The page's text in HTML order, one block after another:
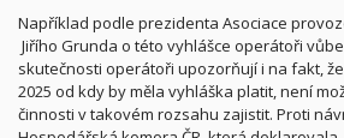
Například podle prezidenta Asociace
Jiřího Grunda o této vyhlášce operátoři
skutečnosti operátoři upozorňují i na fakt,
2025 od kdy by měla vyhláška platit, není
činnosti v takovém rozsahu zajistit. Proti